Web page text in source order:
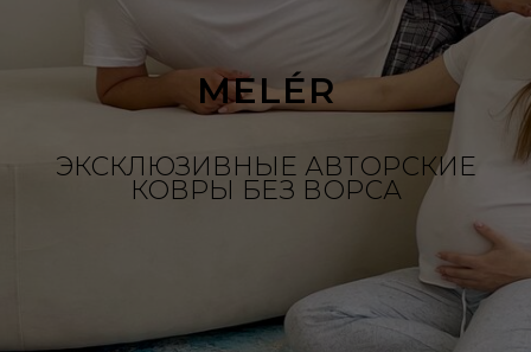
MELÉR
ЭКСКЛЮЗИВНЫЕ АВТОРСКИЕ
КОВРЫ БЕЗ ВОРСА